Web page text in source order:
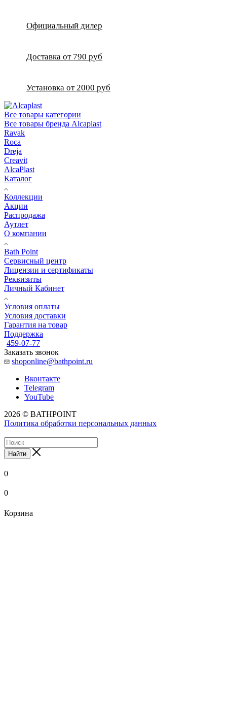
Официальный дилер
Доставка от 790 руб
Установка от 2000 руб
Все товары категории
Все товары бренда Alcaplast
Ravak
Roca
Dreja
Creavit
AlcaPlast
Каталог
Коллекции
Акции
Распродажа
Аутлет
О компании
Bath Point
Сервисный центр
Лицензии и сертификаты
Реквизиты
Личный Кабинет
Условия оплаты
Условия доставки
Гарантия на товар
Поддержка
459-07-77
Заказать звонок
shoponline@bathpoint.ru
Вконтакте
Telegram
YouTube
2026 © BATHPOINT
Политика обработки персональных данных
Найти
0
0
Корзина